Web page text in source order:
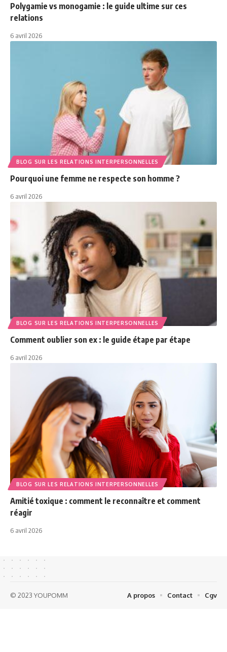
Polygamie vs monogamie : le guide ultime sur ces
relations
6 avril 2026
BLOG SUR LES RELATIONS INTERPERSONNELLES
Pourquoi une femme ne respecte son homme ?
6 avril 2026
BLOG SUR LES RELATIONS INTERPERSONNELLES
Comment oublier son ex : le guide étape par étape
6 avril 2026
BLOG SUR LES RELATIONS INTERPERSONNELLES
Amitié toxique : comment le reconnaître et comment
réagir
6 avril 2026
© 2023 YOUPOMM A propos Contact Cgv